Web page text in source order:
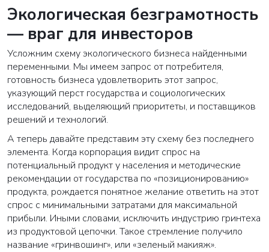
Экологическая безграмотность
— враг для инвесторов
Усложним схему экологического бизнеса найденными
переменными. Мы имеем запрос от потребителя,
готовность бизнеса удовлетворить этот запрос,
указующий перст государства и социологических
исследований, выделяющий приоритеты, и поставщиков
решений и технологий.
А теперь давайте представим эту схему без последнего
элемента. Когда корпорация видит спрос на
потенциальный продукт у населения и методические
рекомендации от государства по «позиционированию»
продукта, рождается понятное желание ответить на этот
спрос с минимальными затратами для максимальной
прибыли. Иными словами, исключить индустрию гринтеха
из продуктовой цепочки. Такое стремление получило
название «гринвошинг», или «зеленый макияж».